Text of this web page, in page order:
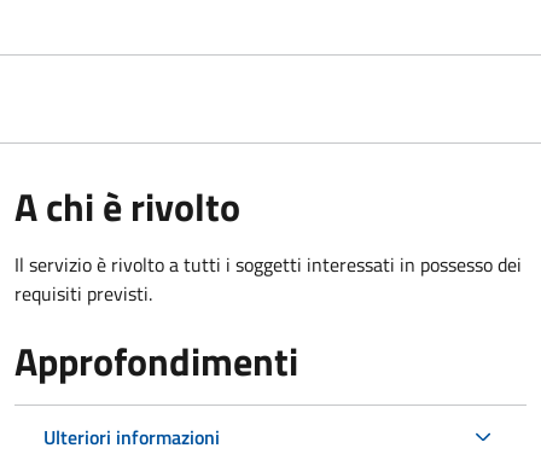
A chi è rivolto
Il servizio è rivolto a tutti i soggetti interessati in possesso dei
requisiti previsti.
Approfondimenti
Ulteriori informazioni